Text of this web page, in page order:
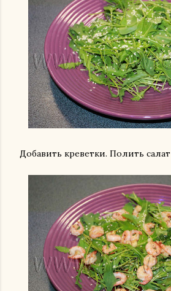
Добавить креветки. Полить